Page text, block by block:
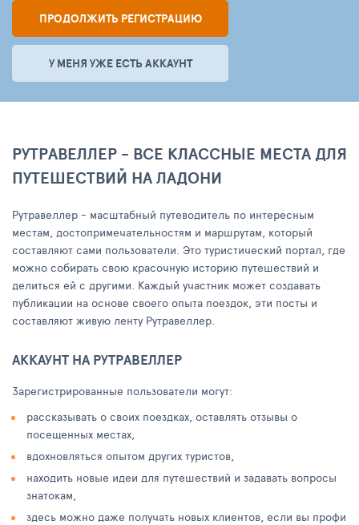
ПРОДОЛЖИТЬ РЕГИСТРАЦИЮ
У МЕНЯ УЖЕ ЕСТЬ АККАУНТ
РУТРАВЕЛЛЕР - ВСЕ КЛАССНЫЕ МЕСТА ДЛЯ
ПУТЕШЕСТВИЙ НА ЛАДОНИ
Рутравеллер - масштабный путеводитель по интересным
местам, достопримечательностям и маршрутам, который
составляют сами пользователи. Это туристический портал, где
можно собирать свою красочную историю путешествий и
делиться ей с другими. Каждый участник может создавать
публикации на основе своего опыта поездок, эти посты и
составляют живую ленту Рутравеллер.
АККАУНТ НА РУТРАВЕЛЛЕР
Зарегистрированные пользователи могут:
рассказывать о своих поездках, оставлять отзывы о
посещенных местах,
вдохновляться опытом других туристов,
находить новые идеи для путешествий и задавать вопросы
знатокам,
здесь можно даже получать новых клиентов, если вы профи